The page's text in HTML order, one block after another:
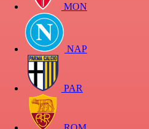
MON
NAP
PAR